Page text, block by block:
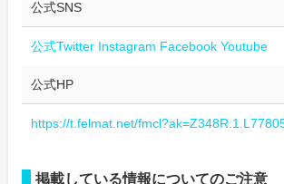
公式SNS
公式Twitter Instagram Facebook Youtube
公式HP
https://t.felmat.net/
掲載している情報についてのご注意